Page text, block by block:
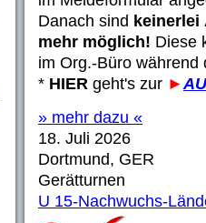
Danach sind keinerlei
mehr möglich! Diese
im Org.-Büro während
* HIER geht's zur ►
» mehr dazu «
18. Juli 2026
Dortmund, GER
Gerätturnen
U 15-Nachwuchs-